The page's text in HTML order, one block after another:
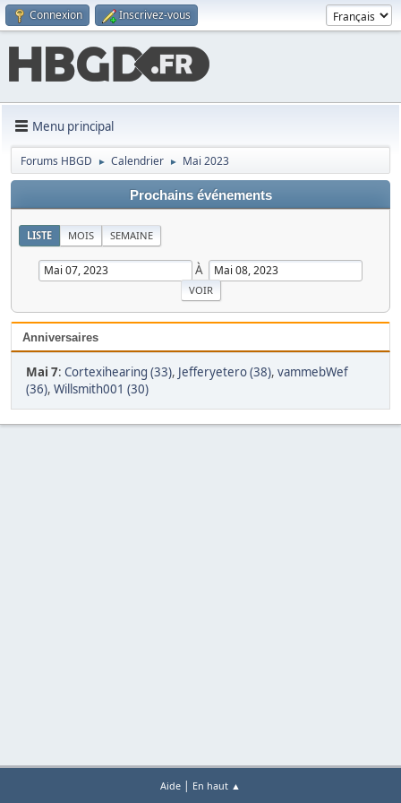
Connexion Inscrivez-vous
Menu principal
Forums HBGD ► Calendrier ► Mai 2023
Prochains événements
LISTE MOIS SEMAINE
À
Anniversaires
Mai 7: Cortexihearing (33), Jefferyetero (38), vammebWef
(36), Willsmith001 (30)
Aide | En haut ▲